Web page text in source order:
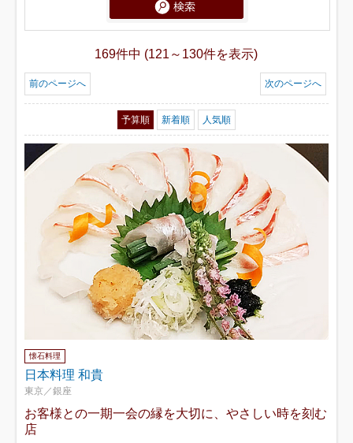
169件中 (121～130件を表示)
前のページへ 次のページへ
予算順 新着順 人気順
懐石料理
日本料理 和貴
東京／銀座
お客様との一期一会の縁を大切に、やさしい時を刻む
店